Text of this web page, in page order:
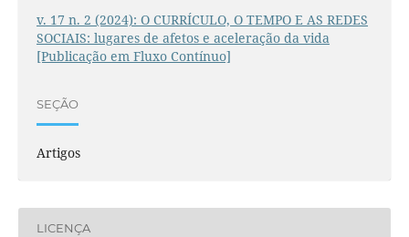
v. 17 n. 2 (2024): O CURRÍCULO, O TEMPO E AS REDES
SOCIAIS: lugares de afetos e aceleração da vida
[Publicação em Fluxo Contínuo]
SEÇÃO
Artigos
LICENÇA